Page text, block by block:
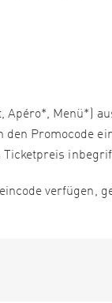
Menü*)
Promocode
verfügen,